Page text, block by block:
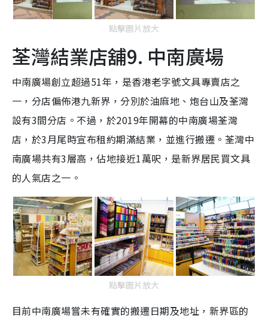
點擊圖片放大
荃灣結業店舖9. 中南廣場
中南廣場創立超過51年，是香港老字號文具專賣店之
一，分店偏佈港九新界，分別於油麻地、炮台山及荃灣
設有3間分店。不過，於2019年開幕的中南廣場荃灣
店，於3月尾時宣布租約期滿結業，並進行搬遷。荃灣中
南廣場共有3層高，佔地接近1萬呎，是新界居民買文具
的人氣店之一。
點擊圖片放大
目前中南廣場嘗未有確實的搬遷日期及地址，新界區的